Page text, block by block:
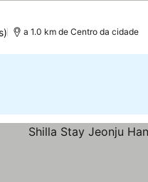
a 1.0 km de Centro da cidade